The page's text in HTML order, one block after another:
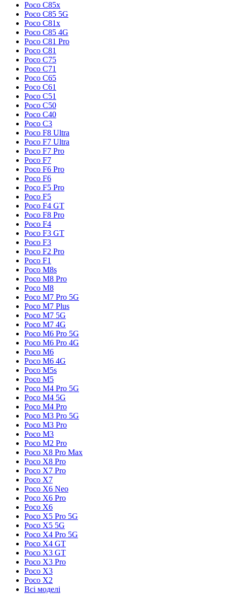
Poco C85x
Poco C85 5G
Poco C81x
Poco C85 4G
Poco C81 Pro
Poco C81
Poco C75
Poco C71
Poco C65
Poco C61
Poco C51
Poco C50
Poco C40
Poco C3
Poco F8 Ultra
Poco F7 Ultra
Poco F7 Pro
Poco F7
Poco F6 Pro
Poco F6
Poco F5 Pro
Poco F5
Poco F4 GT
Poco F8 Pro
Poco F4
Poco F3 GT
Poco F3
Poco F2 Pro
Poco F1
Poco M8s
Poco M8 Pro
Poco M8
Poco M7 Pro 5G
Poco M7 Plus
Poco M7 5G
Poco M7 4G
Poco M6 Pro 5G
Poco M6 Pro 4G
Poco M6
Poco M6 4G
Poco M5s
Poco M5
Poco M4 Pro 5G
Poco M4 5G
Poco M4 Pro
Poco M3 Pro 5G
Poco M3 Pro
Poco M3
Poco M2 Pro
Poco X8 Pro Max
Poco X8 Pro
Poco X7 Pro
Poco X7
Poco X6 Neo
Poco X6 Pro
Poco X6
Poco X5 Pro 5G
Poco X5 5G
Poco X4 Pro 5G
Poco X4 GT
Poco X3 GT
Poco X3 Pro
Poco X3
Poco X2
Всі моделі